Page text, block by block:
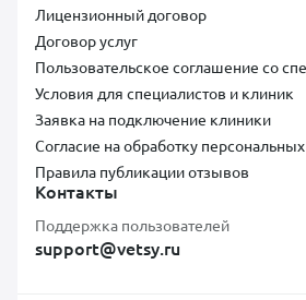
Лицензионный договор
Договор услуг
Пользовательское соглашение со
Условия для специалистов и клиник
Заявка на подключение клиники
Согласие на обработку
Правила публикации отзывов
Контакты
Поддержка пользователей
support@vetsy.ru